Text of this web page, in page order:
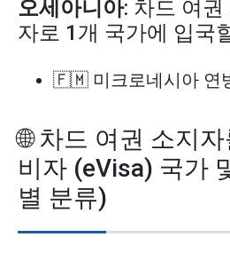
오세아니아: 차드 여권
자로 1개 국가에 입국
🇫🇲 미크로네시아 연
🌐 차드 여권 소지
비자 (eVisa) 국가
별 분류)